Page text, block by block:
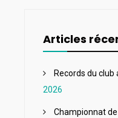
Articles
Records du
2026
Championnat